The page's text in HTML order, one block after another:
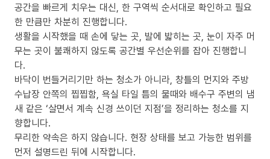
공간을 빠르게 치우는 대신, 한 구역씩 순서대로 확인하고 필요
한 만큼만 차분히 진행합니다.
생활을 시작했을 때 손에 닿는 곳, 발에 밟히는 곳, 눈이 자주 머
무는 곳이 불쾌하지 않도록 공간별 우선순위를 잡아 진행합니
다.
바닥이 번들거리기만 하는 청소가 아니라, 창틀의 먼지와 주방
수납장 안쪽의 찝찝함, 욕실 타일 틈의 물때와 배수구 주변의 냄
새 같은 ‘살면서 계속 신경 쓰이던 지점’을 정리하는 청소를 지
향합니다.
무리한 약속은 하지 않습니다. 현장 상태를 보고 가능한 범위를
먼저 설명드린 뒤에 시작합니다.